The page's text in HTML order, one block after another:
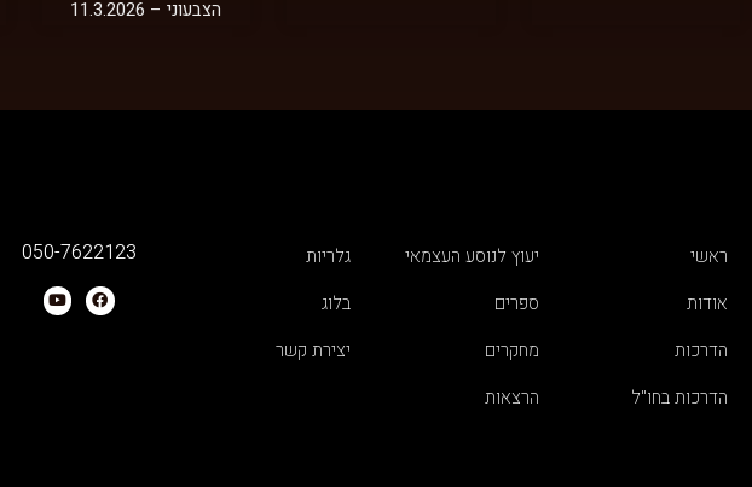
הצבעוני – 11.3.2026
ראשי
אודות
הדרכות
הדרכות בחו"ל
יעוץ לנוסע העצמאי
ספרים
מחקרים
הרצאות
גלריות
בלוג
יצירת קשר
050-7622123